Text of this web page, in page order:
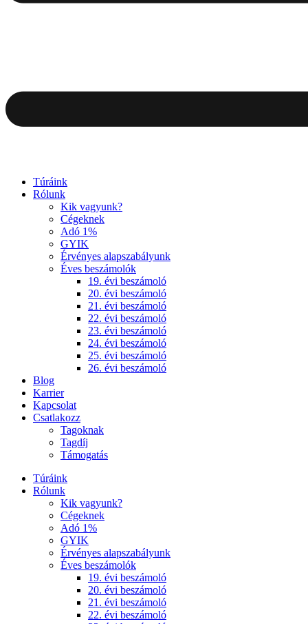
Túráink
Rólunk
Kik vagyunk?
Cégeknek
Adó 1%
GYIK
Érvényes alapszabályunk
Éves beszámolók
19. évi beszámoló
20. évi beszámoló
21. évi beszámoló
22. évi beszámoló
23. évi beszámoló
24. évi beszámoló
25. évi beszámoló
26. évi beszámoló
Blog
Karrier
Kapcsolat
Csatlakozz
Tagoknak
Tagdíj
Támogatás
Túráink
Rólunk
Kik vagyunk?
Cégeknek
Adó 1%
GYIK
Érvényes alapszabályunk
Éves beszámolók
19. évi beszámoló
20. évi beszámoló
21. évi beszámoló
22. évi beszámoló